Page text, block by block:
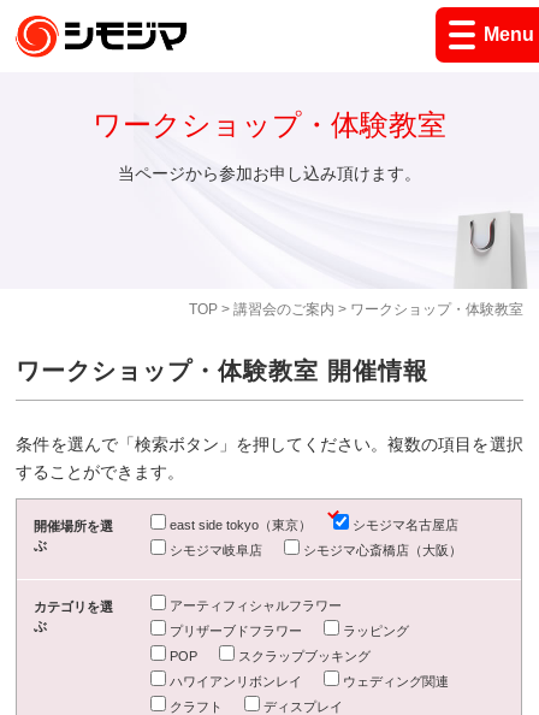
Menu
TOP> 講習会のご案内 > ワークショップ・体験教室
ワークショップ・体験教室
当ページから参加お申し込み頂けます。
ワークショップ・体験教室 開催情報
条件を選んで「検索ボタン」を押してください。複数の項目を選択
することができます。
開催場所を選
ぶ
east side tokyo（東京）
シモジマ名古屋店
シモジマ岐阜店
シモジマ心斎橋店（大阪）
カテゴリを選
ぶ
アーティフィシャルフラワー
プリザーブドフラワー
ラッピング
POP
スクラップブッキング
ハワイアンリボンレイ
ウェディング関連
クラフト
ディスプレイ